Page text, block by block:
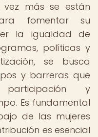
más se están
fomentar su
la igualdad de
políticas y
se busca
y barreras que
y
Es fundamental
de las mujeres
es esencial